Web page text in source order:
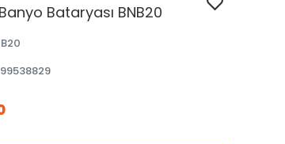
Bataryası BNB20